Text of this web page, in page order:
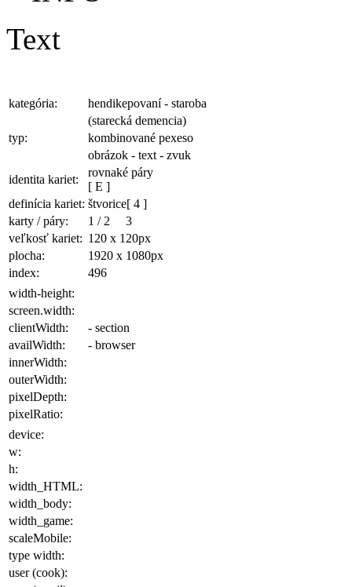
Text
kategória:
hendikepovaní - staroba
(starecká demencia)
typ:
kombinované pexeso
obrázok - text - zvuk
identita kariet:
rovnaké páry
[ E ]
definícia kariet: štvorice[ 4 ]
karty / páry:
1 / 2
3
veľkosť kariet: 120 x 120px
plocha: 1920 x 1080px
index:
496
width-height:
screen.width:
clientWidth:
- section
availWidth:
- browser
innerWidth:
outerWidth:
pixelDepth:
pixelRatio:
device:
w:
h:
width_HTML:
width_body:
width_game:
scaleMobile:
type width:
user (cook):